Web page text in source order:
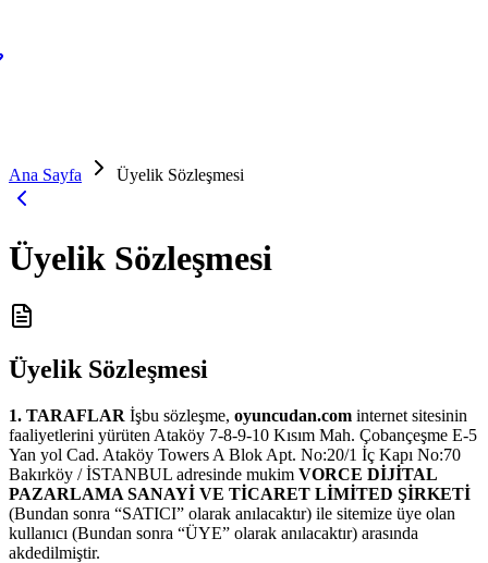
Ana Sayfa Üyelik Sözleşmesi
Üyelik Sözleşmesi
Üyelik Sözleşmesi
1. TARAFLAR İşbu sözleşme, oyuncudan.com internet sitesinin
faaliyetlerini yürüten Ataköy 7-8-9-10 Kısım Mah. Çobançeşme E-5
Yan yol Cad. Ataköy Towers A Blok Apt. No:20/1 İç Kapı No:70
Bakırköy / İSTANBUL adresinde mukim VORCE DİJİTAL
PAZARLAMA SANAYİ VE TİCARET LİMİTED ŞİRKETİ
(Bundan sonra “SATICI” olarak anılacaktır) ile sitemize üye olan
kullanıcı (Bundan sonra “ÜYE” olarak anılacaktır) arasında
akdedilmiştir.